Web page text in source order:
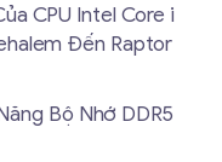
CPU Intel Core i
Đến Raptor
Bộ Nhớ DDR5